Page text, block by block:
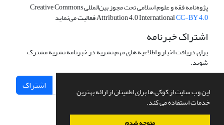
این وب سایت از کوکی ها برای اطمینان از ارائه بهترین
خدمات استفاده می کند.
پژوه‌نامه فقه و علوم اسلامی تحت مجوز بین‌المللی Creative Commons
Attribution 4.0 InternationalCC-BY 4.0 فعالیت می‌نماید
اشتراک خبرنامه
برای دریافت اخبار و اطلاعیه های مهم نشریه در خبرنامه نشریه مشترک
شوید.
اشتراک